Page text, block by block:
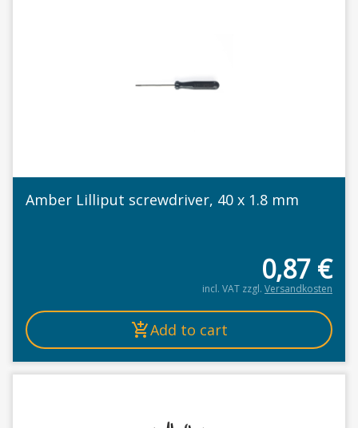
Amber Lilliput screwdriver, 40 x 1.8 mm
0,87 €
incl. VAT zzgl. Versandkosten
Add to cart